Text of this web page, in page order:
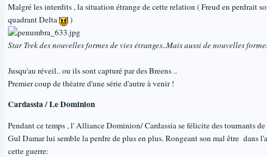
Malgré les interdits , la situation étrange de cette relation ( Freud en perdrait
quadrant Delta
)
Star Trek des nouvelles formes de vies étranges..Mais aussi de nouvelles
Jusqu'au réveil.. ou ils sont capturé par des Breens ..
Premier coup de théatre d'une série d'autre à venir !
Cardassia / Le Dominion
Pendant ce temps , l' Alliance Dominion/ Cardassia se félicite des tournants
Gul Damar lui semble la perdre de plus en plus. Rongeant son mal être dans
cette guerre: